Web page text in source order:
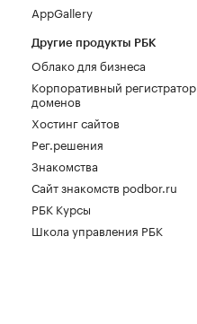
AppGallery
Другие продукты РБК
Облако для бизнеса
Корпоративный регистратор
доменов
Хостинг сайтов
Рег.решения
Знакомства
Сайт знакомств podbor.ru
РБК Курсы
Школа управления РБК